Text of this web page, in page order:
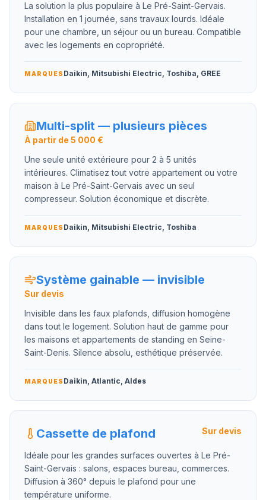
La solution la plus populaire à Le Pré-Saint-Gervais.
Installation en 1 journée, sans travaux lourds. Idéale
pour une chambre, un séjour ou un bureau. Compatible
avec les logements en copropriété.
MARQUES Daikin, Mitsubishi Electric, Toshiba, GREE
Multi-split — plusieurs pièces
À partir de 5 000 €
Une seule unité extérieure pour 2 à 5 unités
intérieures. Climatisez tout votre appartement ou votre
maison à Le Pré-Saint-Gervais avec un seul
compresseur. Solution économique et discrète.
MARQUES Daikin, Mitsubishi Electric, Toshiba
Système gainable — invisible
Sur devis
Invisible dans les faux plafonds, diffusion homogène
dans tout le logement. Solution haut de gamme pour
les maisons et appartements de standing en Seine-
Saint-Denis. Silence absolu, esthétique préservée.
MARQUES Daikin, Atlantic, Aldes
Cassette de plafond Sur devis
Idéale pour les grandes surfaces ouvertes à Le Pré-
Saint-Gervais : salons, espaces bureau, commerces.
Diffusion à 360° depuis le plafond pour une
température uniforme.